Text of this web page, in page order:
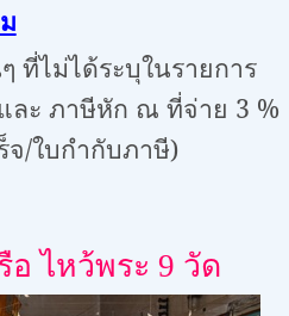
ที่ไม่ได้ระบุในรายการ
และ ภาษีหัก ณ ที่จ่าย 3 %
จ/ใบกำกับภาษี)
อ ไหว้พระ 9 วัด